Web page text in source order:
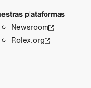
plataformas
Newsroom
Rolex.org